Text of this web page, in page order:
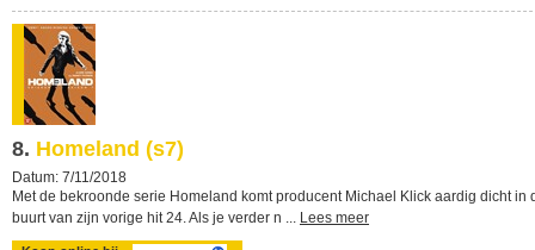
8. Homeland (s7)
Datum: 7/11/2018
Met de bekroonde serie Homeland komt producent Michael Klick aardig dicht in
buurt van zijn vorige hit 24. Als je verder n ... Lees meer